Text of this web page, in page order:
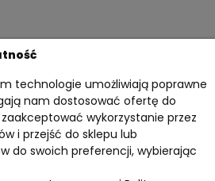
technologie umożliwiają poprawne
nam dostosować ofertę do
wykorzystanie przez
i przejść do sklepu lub
do swoich preferencji, wybierając